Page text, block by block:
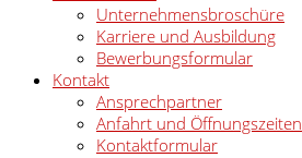
Unternehmensbroschüre
Karriere und Ausbildung
Bewerbungsformular
Kontakt
Ansprechpartner
Anfahrt und Öffnungszeiten
Kontaktformular